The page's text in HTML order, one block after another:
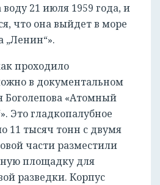
21 июля 1959 года, и
что она выйдет в море
„Ленин“».
проходило
в документальном
«Атомный
Это гладкопалубное
11 тысяч тонн с двумя
части разместили
площадку для
разведки. Корпус